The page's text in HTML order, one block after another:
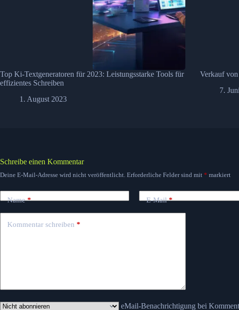
Top Ki-Textgeneratoren für 2023: Leistungsstarke Tools für
effizientes Schreiben
1. August 2023
Verkauf
7.
Schreibe einen Kommentar
Deine E-Mail-Adresse wird nicht veröffentlicht. Erforderliche Felder sind mit * markiert
Name* E-Mail*
Kommentar schreiben *
eMail-Benachrichtigung bei